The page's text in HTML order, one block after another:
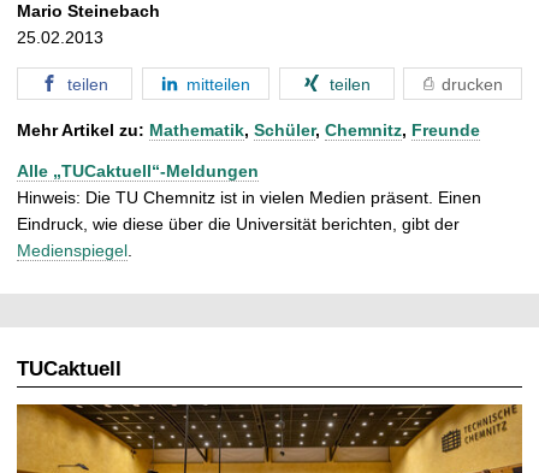
Mario Steinebach
25.02.2013
teilen mitteilen teilen drucken
Mehr Artikel zu: Mathematik, Schüler, Chemnitz, Freunde
Alle „TUCaktuell“-Meldungen
Hinweis: Die TU Chemnitz ist in vielen Medien präsent. Einen
Eindruck, wie diese über die Universität berichten, gibt der
Medienspiegel.
TUCaktuell